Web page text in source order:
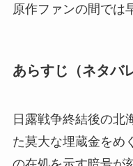
原作ファンの間では
あらすじ（ネタバ
日露戦争終結後の北
た莫大な埋蔵金をめ